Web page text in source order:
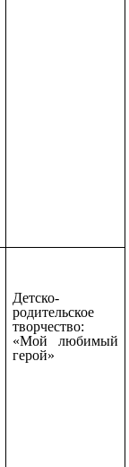
Детско-
родительское
творчество:
«Мой любимый
герой»